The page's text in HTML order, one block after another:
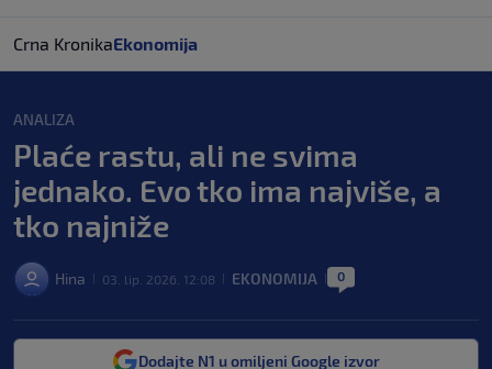
Crna KronikaEkonomija
ANALIZA
Plaće rastu, ali ne svima
jednako. Evo tko ima najviše, a
tko najniže
Hina 03. lip. 2026. 12:08 EKONOMIJA 0
Dodajte N1 u omiljeni Google izvor